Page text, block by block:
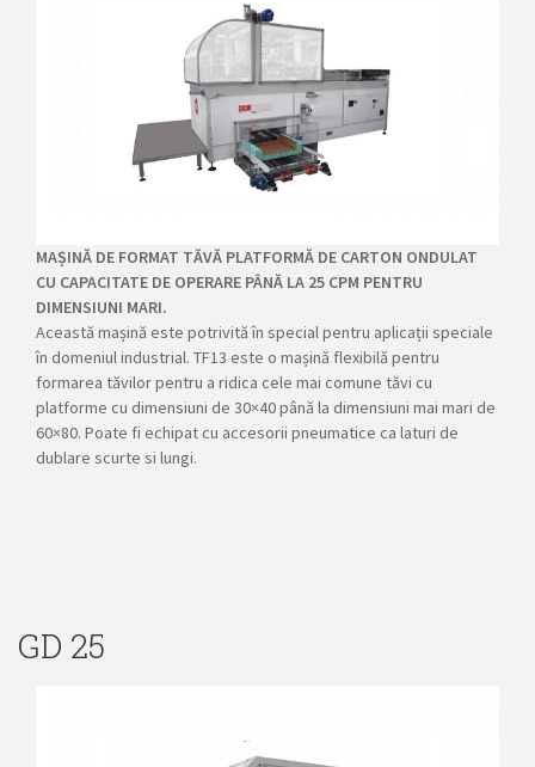
MAȘINĂ DE FORMAT TĂVĂ PLATFORMĂ DE CARTON ONDULAT
CU CAPACITATE DE OPERARE PÂNĂ LA 25 CPM PENTRU
DIMENSIUNI MARI.
Această mașină este potrivită în special pentru aplicații speciale
în domeniul industrial. TF13 este o mașină flexibilă pentru
formarea tăvilor pentru a ridica cele mai comune tăvi cu
platforme cu dimensiuni de 30×40 până la dimensiuni mai mari de
60×80. Poate fi echipat cu accesorii pneumatice ca laturi de
dublare scurte si lungi.
GD 25